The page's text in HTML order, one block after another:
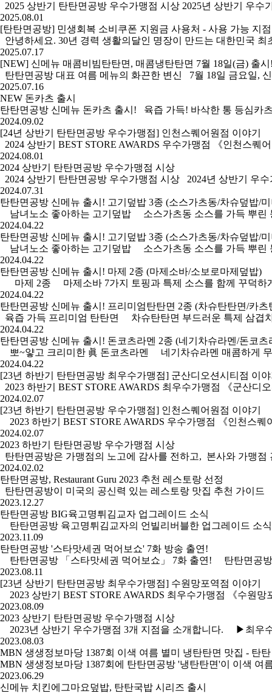
2025 상반기 탄탄면공방 우수가맹점 시상 2025년 상반기 우
2025.08.01
[탄탄면공방] 민생회복 소비쿠폰 지원금 사용처 - 사용 가능 지
안녕하세요. 30년 경력 생활의달인 명장이 만드는 대한민국
2025.07.17
[NEW] 신메뉴 매콤비빔탄탄면, 매콤냉탄탄면 7월 18일(금) 출
탄탄면공방 대표 여름 메뉴의 화끈한 변신 7월 18일 금요일,
2025.07.16
NEW 돈카츠 출시
탄탄면공방 신메뉴 돈카츠 출시! 육즙 가득! 바삭한 통 등심카
2024.09.02
[24년 상반기 탄탄면공방 우수가맹점] 인천스퀘어원점 이야기
2024 상반기 BEST STORE AWARDS 우수가맹점 《인천스
2024.08.01
2024 상반기 탄탄면공방 우수가맹점 시상
2024 상반기 탄탄면공방 우수가맹점 시상 2024년 상반기 우
2024.07.31
탄탄면공방 신메뉴 출시! 고기덮밥 3종 (소스가츠동/차슈덮밥/
남녀노소 좋아하는 고기덮밥 소스가츠동 소스를 가득 뿌린
2024.04.22
탄탄면공방 신메뉴 출시! 고기덮밥 3종 (소스가츠동/차슈덮밥/
남녀노소 좋아하는 고기덮밥 소스가츠동 소스를 가득 뿌린
2024.04.22
탄탄면공방 신메뉴 출시! 마제 2종 (마제소바/소보로마제덮밥)
마제 2종 마제소바 7가지 토핑과 특제 소스를 함께 꾸덕하
2024.04.22
탄탄면공방 신메뉴 출시! 프리미엄탄탄면 2종 (차슈탄탄면/카츠
육즙 가득 프리미엄 탄탄면 차슈탄탄면 부드러운 특제 삼겹
2024.04.22
탄탄면공방 신메뉴 출시! 돈코츠라멘 2종 (네기차슈라멘/돈코츠
뽀~얗고 크리미한 眞 돈코츠라멘 네기차슈라멘 매콤하게
2024.04.22
[23년 하반기 탄탄면공방 최우수가맹점] 군산디오션시티점 이
2023 하반기 BEST STORE AWARDS 최우수가맹점 《군산
2024.02.07
[23년 하반기 탄탄면공방 우수가맹점] 인천스퀘어원점 이야기
2023 하반기 BEST STORE AWARDS 우수가맹점 《인천스
2024.02.07
2023 하반기 탄탄면공방 우수가맹점 시상
탄탄면공방은 가맹점의 노고에 감사를 전하고, 본사와 가맹
2024.02.02
탄탄면공방, Restaurant Guru 2023 추천 레스토랑 선정
탄탄면공방이 미국의 공신력 있는 레스토랑 맛집 추천 가이드
2023.12.27
탄탄면공방 BIG육고명튀김교자 업그레이드 소식
탄탄면공방 육고명튀김교자의 언빌리버블한 업그레이드 소
2023.11.09
탄탄면공방 '스타맛세권 먹어보쇼' 7화 방송 출연!
탄탄면공방 「스타맛세권 먹어보쇼」 7화 출연! 탄탄면공
2023.08.11
[23년 상반기 탄탄면공방 최우수가맹점] 수원망포역점 이야기
2023 상반기 BEST STORE AWARDS 최우수가맹점 《수원
2023.08.09
2023 상반기 탄탄면공방 우수가맹점 시상
2023년 상반기 우수가맹점 3개 지점을 소개합니다. ▶최우수
2023.08.03
MBN 생생정보마당 1387회 이색 여름 별미 냉탄탄면 맛집 - 탄
MBN 생생정보마당 1387회에 탄탄면공방 '냉탄탄면'이 이색
2023.06.29
신메뉴 치킨에그마요덮밥, 탄탄국밥 시리즈 출시